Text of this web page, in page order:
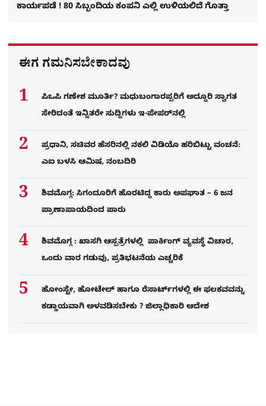
ಕಾರ್ಯಪಡೆ ! 80 ಸಿಬ್ಬಂದಿಯ ಕಂಪನಿ ಎಲ್ಲಿ ಉಳಿಯಲಿದೆ ಗೊತ್ತಾ
ಈಗ ಗಮನಿಸಬೇಕಾದವು
ಪಿಒಪಿ ಗಣೇಶ ಮೂರ್ತಿ? ಮಧುಬಂಗಾರಪ್ಪರಿಗೆ ಅದ್ದೂರಿ ಸ್ವಾಗತ
ಸೇರಿದಂತೆ ಇನ್ನಿತರೇ ಸುದ್ದಿಗಳು ಇ-ಪೇಪರ್​ನಲ್ಲಿ
ಪ್ರಧಾನಿ, ಸಚಿವರ ಹೆಸರಿನಲ್ಲಿ ನಕಲಿ ವಿಡಿಯೊ ಹರಿಬಿಟ್ಟು ವಂಚನೆ:
ಎಐ ಬಳಸಿ ಆಮಿಷ, ನಂಬದಿರಿ
ಶಿವಮೊಗ್ಗ: ಸಿಗಂದೂರಿಗೆ ಹೊರಟಿದ್ದ ಕಾರು ಅಪಘಾತ – 6 ಜನ
ಪ್ರಾಣಾಪಾಯದಿಂದ ಪಾರು
ಶಿವಮೊಗ್ಗ : ಖಾಸಗಿ ಆಸ್ಪತ್ರೆಗಳಲ್ಲಿ ಪಾರ್ಕಿಂಗ್​ ವ್ಯವಸ್ಥೆ ವಿಚಾರ,
ಒಂದು ವಾರ ಗಡುವು, ಪ್ರತಿಭಟನೆಯ ಎಚ್ಚರಿಕೆ
ಹೋಂಸ್ಟೇ, ಹೋಟೇಲ್ ಹಾಗೂ ರೆಸಾರ್ಟ್‌ಗಳಲ್ಲಿ ಈ ಫಲಕವವನ್ನು
ಕಡ್ಡಾಯವಾಗಿ ಅಳವಡಿಸಬೇಕು ? ಜಿಲ್ಲಾಧಿಕಾರಿ ಆದೇಶ